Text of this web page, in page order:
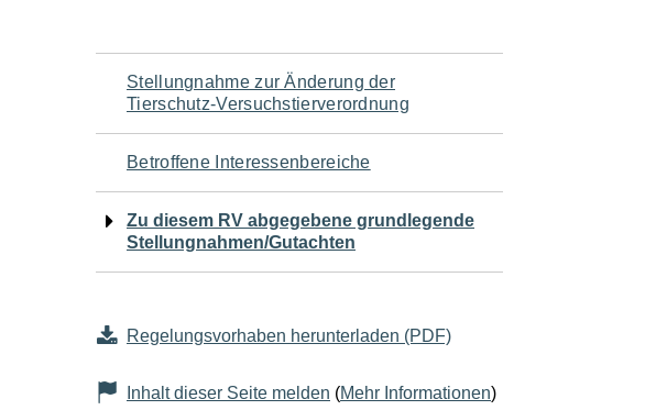
Navigation
für
den
Seiteninhalt
Stellungnahme zur Änderung der
Tierschutz-Versuchstierverordnung
Betroffene Interessenbereiche
Zu diesem RV abgegebene grundlegende
Stellungnahmen/Gutachten
Regelungsvorhaben herunterladen (PDF)
Inhalt dieser Seite melden (Mehr Informationen)